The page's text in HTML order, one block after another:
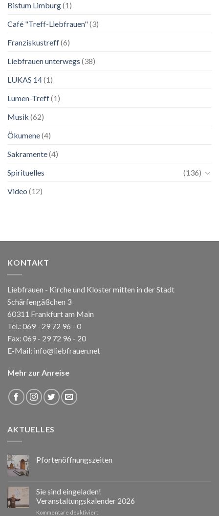
Bistum Limburg(1)
Café "Treff-Liebfrauen"(3)
Franziskustreff(6)
Liebfrauen unterwegs (38)
LUKAS 14(1)
Lumen-Treff(1)
Musik (62)
Ökumene(4)
Sakramente(4)
Spirituelles
(136)
Video (12)
KONTAKT
Liebfrauen - Kirche und Kloster mitten in der Stadt
Schärfengäßchen 3
60311 Frankfurt am Main
Tel.: 069 - 29 72 96 - 0
Fax: 069 - 29 72 96 - 20
E-Mail: info@liebfrauen.net
Mehr zur Anreise
AKTUELLES
Pfortenöffnungszeiten
Sie sind eingeladen!
Veranstaltungskalender 2026
Kommentare deaktiviertfür